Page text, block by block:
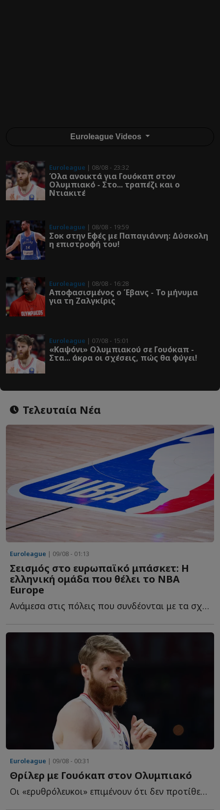
Euroleague Videos
Euroleague | 08/08 - 23:32
Όλα ανοικτά για Γουόκαπ στον
Ολυμπιακό - Στο... τραπέζι και ο
Ντιακιτέ
Euroleague | 08/08 - 19:59
Σοκ στην Εφές με Παπαγιάννη: Δύσκολη
η επιστροφή του!
Euroleague | 08/08 - 16:28
Αποφασισμένος ο Έβανς - Το μήνυμα
για τη Ζαλγκίρις
Euroleague | 07/08 - 15:01
«Καψόνι» Ολυμπιακού σε Γουόκαπ -
Στα... άκρα οι σχέσεις, πώς θα φύγει!
Τελευταία Νέα
Euroleague | 09/08 - 01:13
Σεισμός στο ευρωπαϊκό μπάσκετ: Η
ελληνική ομάδα που θέλει το NBA
Europe
Ανάμεσα στις πόλεις που συνδέονται με τα σχέδια του NB...
Euroleague | 09/08 - 00:31
Θρίλερ με Γουόκαπ στον Ολυμπιακό
Οι «ερυθρόλευκοι» επιμένουν ότι δεν προτίθενται να α...